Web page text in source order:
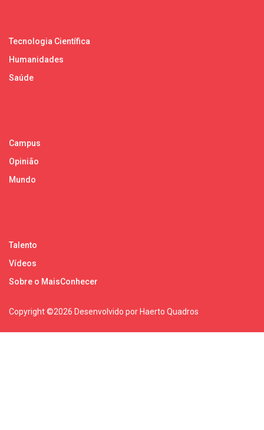
Tecnologia Científica
Humanidades
Saúde
Campus
Opinião
Mundo
Talento
Vídeos
Sobre o MaisConhecer
Copyright ©2026 Desenvolvido por Haerto Quadros